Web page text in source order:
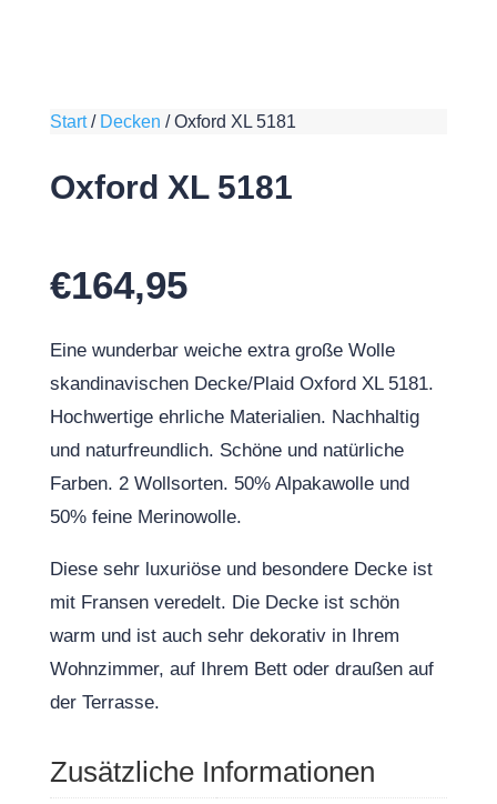
Start/ Decken /Oxford XL 5181
Oxford XL 5181
€164,95
Eine wunderbar weiche extra große Wolle
skandinavischen Decke/Plaid Oxford XL 5181.
Hochwertige ehrliche Materialien. Nachhaltig
und naturfreundlich. Schöne und natürliche
Farben. 2 Wollsorten. 50% Alpakawolle und
50% feine Merinowolle.
Diese sehr luxuriöse und besondere Decke ist
mit Fransen veredelt. Die Decke ist schön
warm und ist auch sehr dekorativ in Ihrem
Wohnzimmer, auf Ihrem Bett oder draußen auf
der Terrasse.
Zusätzliche Informationen